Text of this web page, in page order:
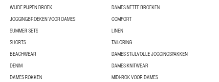
WIJDE PIJPEN BROEK
DAMES NETTE BROEKEN
JOGGINGBROEKEN VOOR DAMES
COMFORT
SUMMER SETS
LINEN
SHORTS
TAILORING
BEACHWEAR
DAMES STIJLVOLLE JOGGINGSPAKKEN
DENIM
DAMES KNITWEAR
DAMES ROKKEN
MIDI-ROK VOOR DAMES